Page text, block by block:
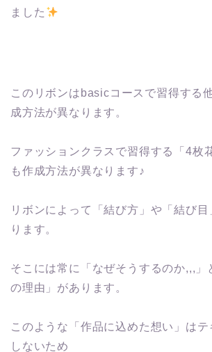
ました
このリボンはbasicコースで習得する
成方法が異なります。
ファッションクラスで習得する「4枚
も作成方法が異なります♪
リボンによって「結び方」や「結び
ります。
そこには常に「なぜそうするのか,,,」
の理由」があります。
このような「作品に込めた想い」はテ
しないため